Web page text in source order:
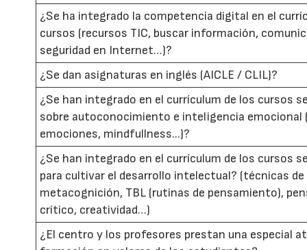
¿Se ha integrado la competencia digital en el
cursos (recursos TIC, buscar información,
seguridad en Internet…)?
¿Se dan asignaturas en inglés (AICLE / CLIL)?
¿Se han integrado en el currículum de los cursos
sobre autoconocimiento e inteligencia emocional
emociones, mindfullness...)?
¿Se han integrado en el currículum de los cursos
para cultivar el desarrollo intelectual? (técnicas
metacognición, TBL (rutinas de pensamiento),
crítico, creatividad…)
¿El centro y los profesores prestan una especial